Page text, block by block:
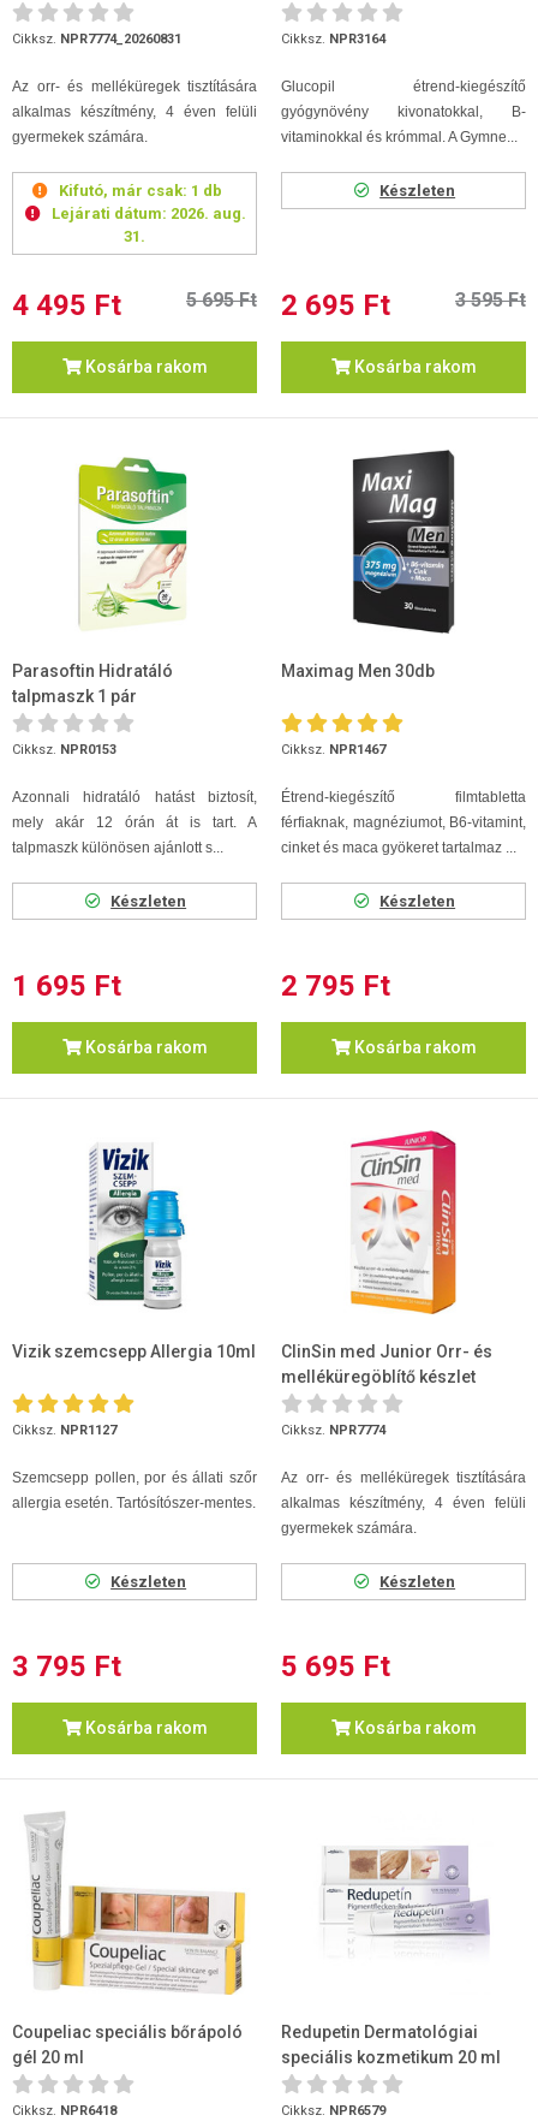
(flakon + 16 tasak) (2026.08.31)
Cikksz. NPR7774_20260831
Az orr- és melléküregek tisztítására
alkalmas készítmény, 4 éven felüli
gyermekek számára.
Kifutó, már csak: 1 db
Lejárati dátum: 2026. aug.
31.
4 495 Ft 5 695 Ft
Kosárba rakom
Cikksz. NPR3164
Glucopil étrend-kiegészítő
gyógynövény kivonatokkal, B-
vitaminokkal és krómmal. A Gymne...
Készleten
2 695 Ft 3 595 Ft
Kosárba rakom
Parasoftin Hidratáló
talpmaszk 1 pár
Cikksz. NPR0153
Azonnali hidratáló hatást biztosít,
mely akár 12 órán át is tart. A
talpmaszk különösen ajánlott s...
Készleten
1 695 Ft
Kosárba rakom
Maximag Men 30db
Cikksz. NPR1467
Étrend-kiegészítő filmtabletta
férfiaknak, magnéziumot, B6-vitamint,
cinket és maca gyökeret tartalmaz ...
Készleten
2 795 Ft
Kosárba rakom
Vizik szemcsepp Allergia 10ml
Cikksz. NPR1127
Szemcsepp pollen, por és állati szőr
allergia esetén. Tartósítószer-mentes.
Készleten
3 795 Ft
Kosárba rakom
ClinSin med Junior Orr- és
melléküregöblítő készlet
(flakon + 16 tasak)
Cikksz. NPR7774
Az orr- és melléküregek tisztítására
alkalmas készítmény, 4 éven felüli
gyermekek számára.
Készleten
5 695 Ft
Kosárba rakom
Coupeliac speciális bőrápoló
gél 20 ml
Cikksz. NPR6418
Redupetin Dermatológiai
speciális kozmetikum 20 ml
Cikksz. NPR6579